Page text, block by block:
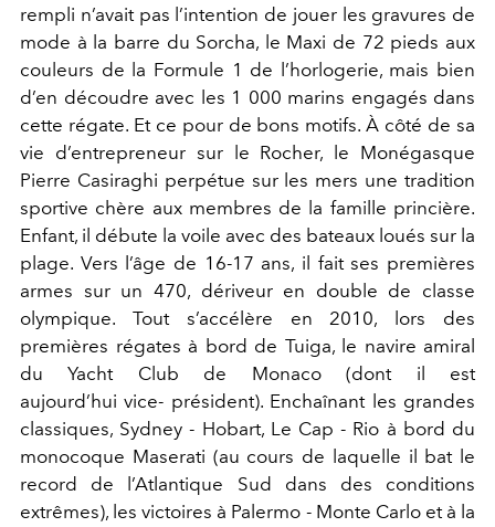
rempli n’avait pas l’intention de jouer les gravures de
mode à la barre du Sorcha, le Maxi de 72 pieds aux
couleurs de la Formule 1 de l’horlogerie, mais bien
d’en découdre avec les 1 000 marins engagés dans
cette régate. Et ce pour de bons motifs. À côté de sa
vie d’entrepreneur sur le Rocher, le Monégasque
Pierre Casiraghi perpétue sur les mers une tradition
sportive chère aux membres de la famille princière.
Enfant, il débute la voile avec des bateaux loués sur la
plage. Vers l’âge de 16-17 ans, il fait ses premières
armes sur un 470, dériveur en double de classe
olympique. Tout s’accélère en 2010, lors des
premières régates à bord de Tuiga, le navire amiral
du Yacht Club de Monaco (dont il est
aujourd’hui vice- président). Enchaînant les grandes
classiques, Sydney - Hobart, Le Cap - Rio à bord du
monocoque Maserati (au cours de laquelle il bat le
record de l’Atlantique Sud dans des conditions
extrêmes), les victoires à Palermo - Monte Carlo et à la